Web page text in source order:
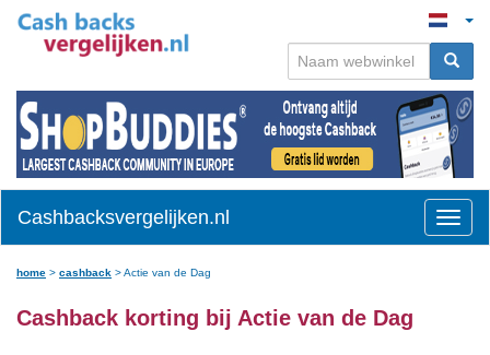
Toggle
Cashbacksvergelijken.nl
home > cashback >Actie van de Dag
Cashback korting bij Actie van de Dag